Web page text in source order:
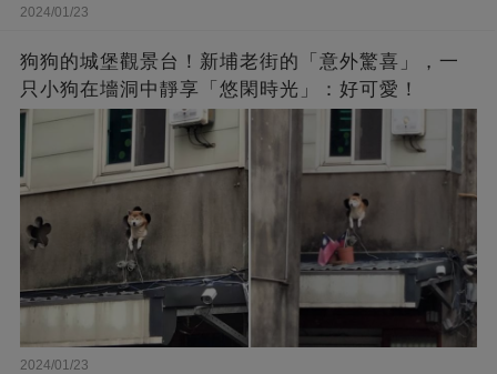
2024/01/23
狗狗的城堡觀景台！新埔老街的「意外驚喜」，一
只小狗在墻洞中靜享「悠閑時光」：好可愛！
2024/01/23